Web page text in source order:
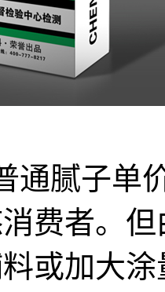
通腻子单
费者。
或加大